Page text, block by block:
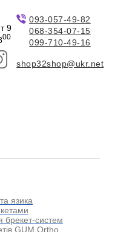
9
00
093-057-49-82
068-354-07-15
099-710-49-16
shop32shop@ukr.net
язика
брекет-систем
GUM Ortho